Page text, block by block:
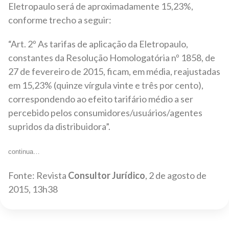
Eletropaulo será de aproximadamente 15,23%,
conforme trecho a seguir:
“Art. 2º As tarifas de aplicação da Eletropaulo,
constantes da Resolução Homologatória nº 1858, de
27 de fevereiro de 2015, ficam, em média, reajustadas
em 15,23% (quinze vírgula vinte e três por cento),
correspondendo ao efeito tarifário médio a ser
percebido pelos consumidores/usuários/agentes
supridos da distribuidora”.
continua…
Fonte: Revista Consultor Jurídico, 2 de agosto de
2015, 13h38